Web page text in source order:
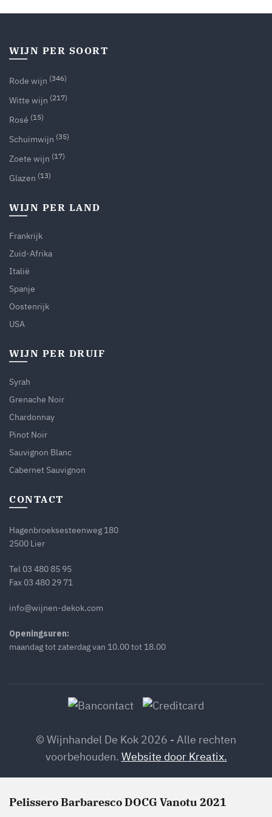
WIJN PER SOORT
Rode wijn (346)
Witte wijn (217)
Rosé (15)
Schuimwijn (35)
Zoete wijn (17)
Glazen (13)
WIJN PER LAND
Frankrijk
Zuid-Afrika
Italië
Spanje
Oostenrijk
USA
WIJN PER DRUIF
Syrah
Grenache Noir
Chardonnay
Pinot Noir
Sauvignon Blanc
Cabernet Sauvignon
CONTACT
Hagenbroeksesteenweg 180
2500 Lier
Tel 03 480 85 95
Fax 03 480 29 71
info@wijnen-dekok.com
Openingsuren:
maandag tot zaterdag van 10.00 tot 18.00
© Wijnhandel De Kok 2026 - Alle rechten
voorbehouden. Website door Kreatix.
Pelissero Barbaresco DOCG Vanotu 2021